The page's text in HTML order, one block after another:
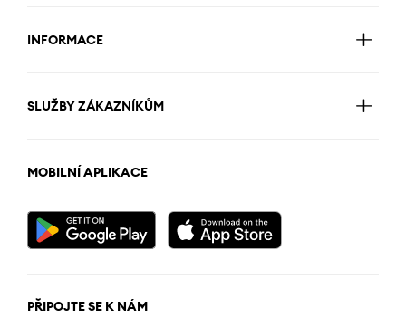
INFORMACE
SLUŽBY ZÁKAZNÍKŮM
MOBILNÍ APLIKACE
PŘIPOJTE SE K NÁM